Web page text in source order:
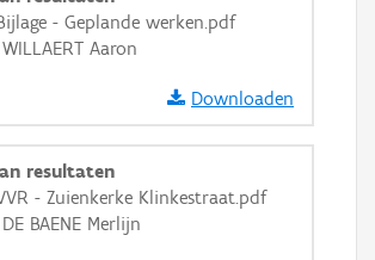
−
- Geplande werken.pdf
Aaron
Downloaden
resultaten
- Zuienkerke Klinkestraat.pdf
BAENE Merlijn